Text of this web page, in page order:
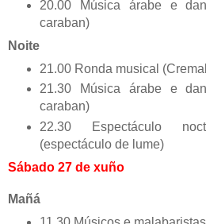
20.00 Música árabe e
caraban)
Noite
21.00 Ronda musical
21.30 Música árabe e
caraban)
22.30 Espectáculo
(espectáculo de lume)
Sábado 27 de xuño
Mañá